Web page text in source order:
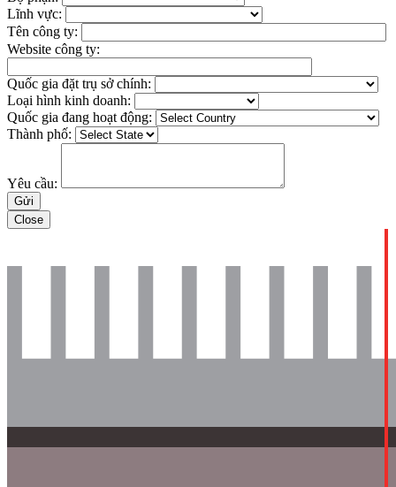
Lĩnh vực:
Tên công ty:
Website công ty:
Quốc gia đặt trụ sở chính:
Loại hình kinh doanh:
Quốc gia đang hoạt động:
Thành phố:
Yêu cầu:
Close